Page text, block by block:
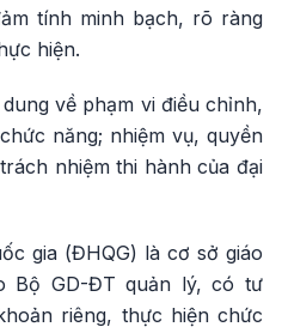
tính minh bạch, rõ ràng
hiện.
về phạm vi điều chỉnh,
năng; nhiệm vụ, quyền
nhiệm thi hành của đại
gia (ĐHQG) là cơ sở giáo
Bộ GD-ĐT quản lý, có tư
riêng, thực hiện chức